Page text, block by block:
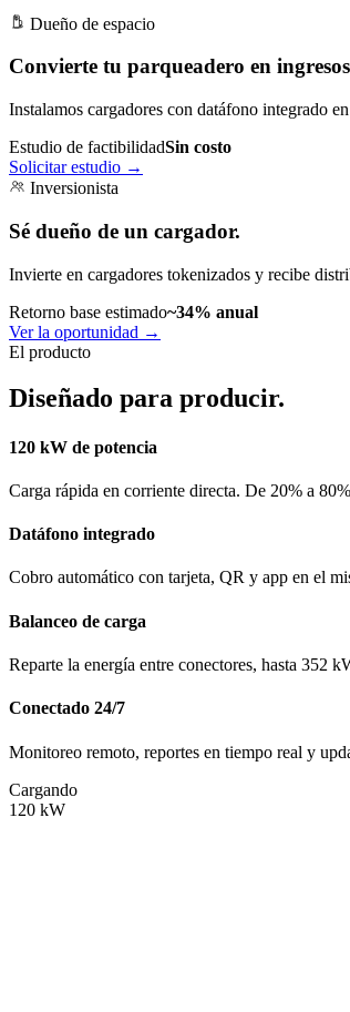
Dueño de espacio
Convierte tu parqueadero en
Instalamos cargadores con datáfono integrado
Estudio de factibilidadSin costo
Solicitar estudio →
Inversionista
Sé dueño de un cargador.
Invierte en cargadores tokenizados y recibe
Retorno base estimado~34% anual
Ver la oportunidad →
El producto
Diseñado para producir.
120 kW de potencia
Carga rápida en corriente directa. De 20% a
Datáfono integrado
Cobro automático con tarjeta, QR y app en el
Balanceo de carga
Reparte la energía entre conectores, hasta 352
Conectado 24/7
Monitoreo remoto, reportes en tiempo real y
Cargando
120 kW